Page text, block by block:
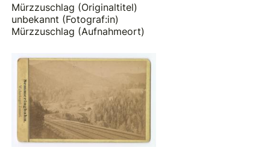
Mürzzuschlag (Originaltitel)
unbekannt (Fotograf:in)
Mürzzuschlag (Aufnahmeort)